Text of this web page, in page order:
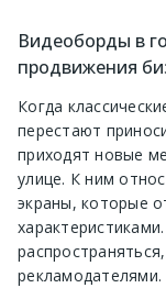
Видеоборды в
продвижения
Когда
перестают
приходят новые
улице. К ним
экраны, которые
рекламодателями.